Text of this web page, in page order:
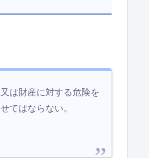
は財産に対する危険を
てはならない。